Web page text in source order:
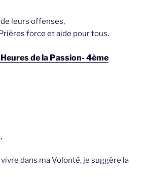
leurs offenses,
force et aide pour tous.
Heures de la Passion- 4ème
vivre dans ma Volonté, je suggère la